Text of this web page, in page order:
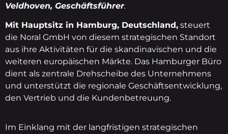
Veldhoven, Geschäftsführer.
Mit Hauptsitz in Hamburg, Deutschland, steuert
die Noral GmbH von diesem strategischen Standort
aus ihre Aktivitäten für die skandinavischen und die
weiteren europäischen Märkte. Das Hamburger Büro
dient als zentrale Drehscheibe des Unternehmens
und unterstützt die regionale Geschäftsentwicklung,
den Vertrieb und die Kundenbetreuung.
Im Einklang mit der langfristigen strategischen